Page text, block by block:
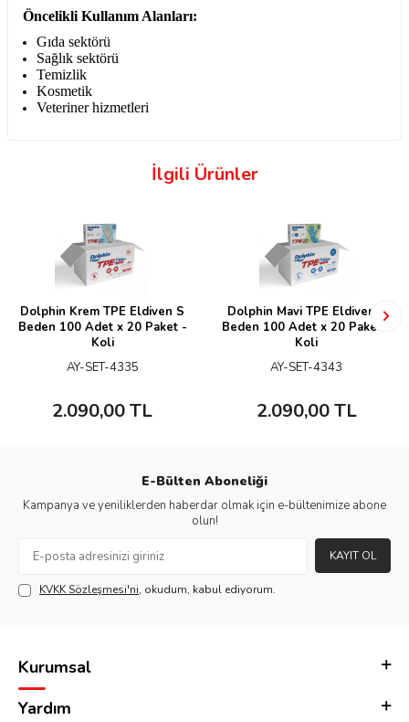
Öncelikli Kullanım Alanları:
Gıda sektörü
Sağlık sektörü
Temizlik
Kosmetik
Veteriner hizmetleri
İlgili Ürünler
Dolphin Krem TPE Eldiven S
Beden 100 Adet x 20 Paket -
Koli
AY-SET-4335
2.090,00TL
Dolphin Mavi TPE Eldiven L
Beden 100 Adet x 20 Paket -
Koli
AY-SET-4343
2.090,00TL
E-Bülten Aboneliği
Kampanya ve yeniliklerden haberdar olmak için e-bültenimize abone
olun!
KAYIT OL
KVKK Sözleşmesi'ni, okudum, kabul ediyorum.
Kurumsal
Yardım